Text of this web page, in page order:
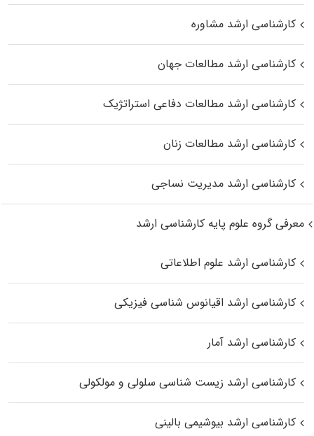
کارشناسی ارشد مشاوره
کارشناسی ارشد مطالعات جهان
کارشناسی ارشد مطالعات دفاعی استراتژیک
کارشناسی ارشد مطالعات زنان
کارشناسی ارشد مدیریت نساجی
معرفی گروه علوم پایه کارشناسی ارشد
کارشناسی ارشد علوم اطلاعاتی
کارشناسی ارشد اقیانوس‌ شناسی فیزیکی
کارشناسی ارشد آمار
کارشناسی ارشد زیست شناسی سلولی و مولکولی
کارشناسی ارشد بیوشیمی بالینی